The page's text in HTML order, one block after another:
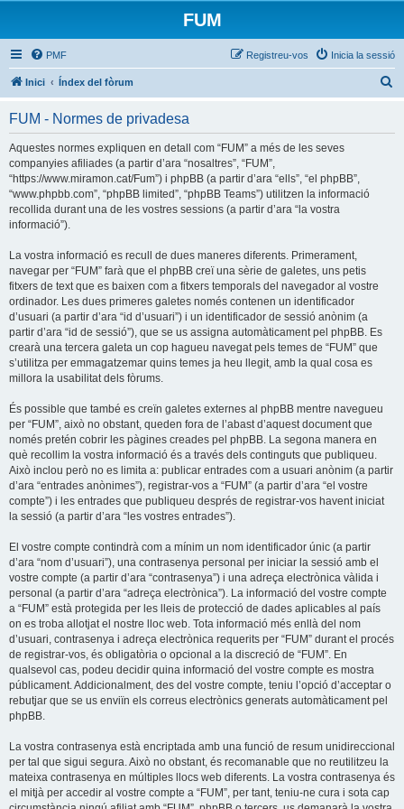
FUM
PMF Inicia la sessió
Registreu-vos
Inici Índex del fòrum
FUM - Normes de privadesa
Aquestes normes expliquen en detall com “FUM” a més de les seves
companyies afiliades (a partir d’ara “nosaltres”, “FUM”,
“https://www.miramon.cat/Fum”) i phpBB (a partir d’ara “ells”, “el phpBB”,
“www.phpbb.com”, “phpBB limited”, “phpBB Teams”) utilitzen la informació
recollida durant una de les vostres sessions (a partir d’ara “la vostra
informació”).
La vostra informació es recull de dues maneres diferents. Primerament,
navegar per “FUM” farà que el phpBB creï una sèrie de galetes, uns petis
fitxers de text que es baixen com a fitxers temporals del navegador al vostre
ordinador. Les dues primeres galetes només contenen un identificador
d’usuari (a partir d’ara “id d’usuari”) i un identificador de sessió anònim (a
partir d’ara “id de sessió”), que se us assigna automàticament pel phpBB. Es
crearà una tercera galeta un cop hagueu navegat pels temes de “FUM” que
s’utilitza per emmagatzemar quins temes ja heu llegit, amb la qual cosa es
millora la usabilitat dels fòrums.
És possible que també es creïn galetes externes al phpBB mentre navegueu
per “FUM”, això no obstant, queden fora de l’abast d’aquest document que
només pretén cobrir les pàgines creades pel phpBB. La segona manera en
què recollim la vostra informació és a través dels continguts que publiqueu.
Això inclou però no es limita a: publicar entrades com a usuari anònim (a partir
d’ara “entrades anònimes”), registrar-vos a “FUM” (a partir d’ara “el vostre
compte”) i les entrades que publiqueu després de registrar-vos havent iniciat
la sessió (a partir d’ara “les vostres entrades”).
El vostre compte contindrà com a mínim un nom identificador únic (a partir
d’ara “nom d’usuari”), una contrasenya personal per iniciar la sessió amb el
vostre compte (a partir d’ara “contrasenya”) i una adreça electrònica vàlida i
personal (a partir d’ara “adreça electrònica”). La informació del vostre compte
a “FUM” està protegida per les lleis de protecció de dades aplicables al país
on es troba allotjat el nostre lloc web. Tota informació més enllà del nom
d’usuari, contrasenya i adreça electrònica requerits per “FUM” durant el procés
de registrar-vos, és obligatòria o opcional a la discreció de “FUM”. En
qualsevol cas, podeu decidir quina informació del vostre compte es mostra
públicament. Addicionalment, des del vostre compte, teniu l’opció d’acceptar o
rebutjar que se us enviïn els correus electrònics generats automàticament pel
phpBB.
La vostra contrasenya està encriptada amb una funció de resum unidireccional
per tal que sigui segura. Això no obstant, és recomanable que no reutilitzeu la
mateixa contrasenya en múltiples llocs web diferents. La vostra contrasenya és
el mitjà per accedir al vostre compte a “FUM”, per tant, teniu-ne cura i sota cap